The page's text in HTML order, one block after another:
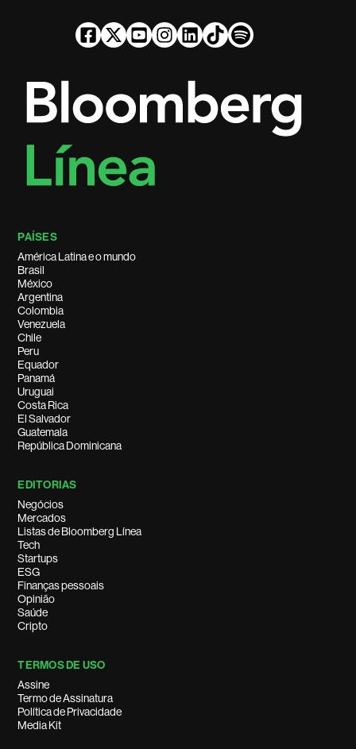
PAÍSES
América Latina e o mundo
Brasil
México
Argentina
Colombia
Venezuela
Chile
Peru
Equador
Panamá
Uruguai
Costa Rica
El Salvador
Guatemala
República Dominicana
EDITORIAS
Negócios
Mercados
Listas de Bloomberg Línea
Tech
Startups
ESG
Finanças pessoais
Opinião
Saúde
Cripto
TERMOS DE USO
Assine
Termo de Assinatura
Política de Privacidade
Media Kit